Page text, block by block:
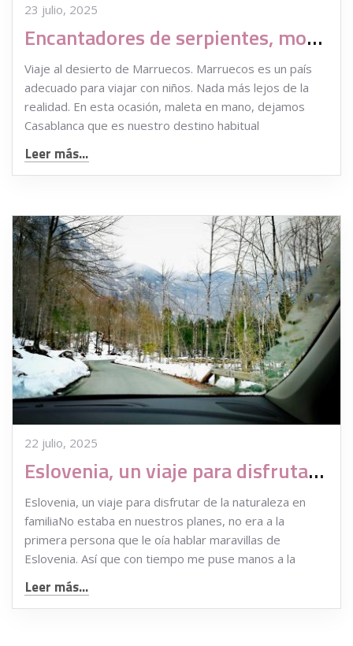
23 julio, 2025
Encantadores de serpientes, monos bailarines, tatuajes, esencias y…..desierto
Viaje al desierto de Marruecos. Marruecos es un país
adecuado para viajar con niños. Nada más lejos de la
realidad. En esta ocasión, maleta en mano, dejamos
Casablanca que es nuestro destino habitual
Leer más...
22 julio, 2025
Eslovenia, un viaje para disfrutar de la naturaleza en familia
Eslovenia, un viaje para disfrutar de la naturaleza en
familiaNo estaba en nuestros planes, no era a la
primera persona que le oía hablar maravillas de
Eslovenia. Así que con tiempo me puse manos a la
Leer más...